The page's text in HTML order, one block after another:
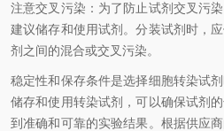
注意交叉污染：为了防止试剂交叉污
建议储存和使用试剂。分装试剂时，
剂之间的混合或交叉污染。
稳定性和保存条件是选择细胞转染试
储存和使用转染试剂，可以确保试剂
到准确和可靠的实验结果。根据供应